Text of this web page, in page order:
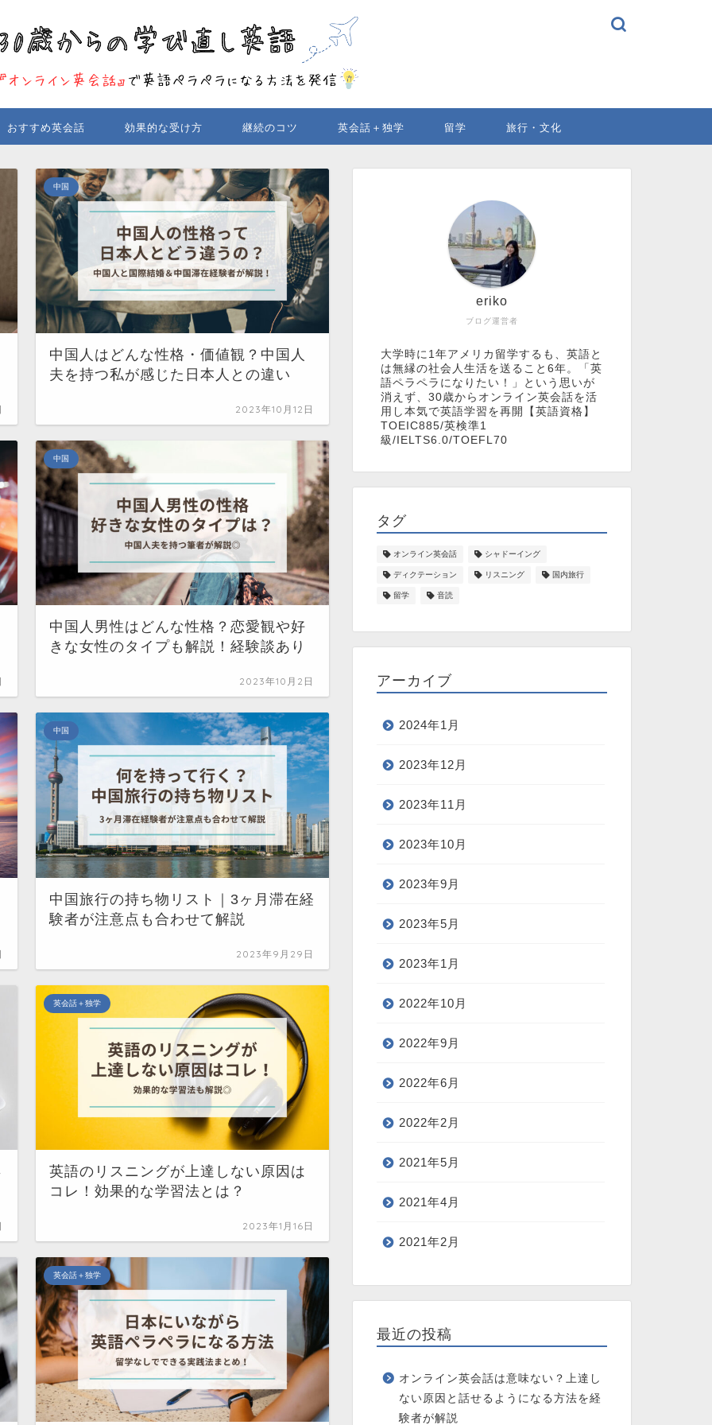
おすすめ英会話 効果的な受け方 継続のコツ 英会話＋独学 留学 旅行・文化
中国
中国人はどんな性格・価値観？中国人
夫を持つ私が感じた日本人との違い
2023年10月12日
中国
中国人男性はどんな性格？恋愛観や好
きな女性のタイプも解説！経験談あり
2023年10月2日
中国
中国旅行の持ち物リスト｜3ヶ月滞在経
験者が注意点も合わせて解説
2023年9月29日
英会話＋独学
英語のリスニングが上達しない原因は
コレ！効果的な学習法とは？
2023年1月16日
英会話＋独学
ブログ運営者
eriko
大学時に1年アメリカ留学するも、英語と
は無縁の社会人生活を送ること6年。「英
語ペラペラになりたい！」という思いが
消えず、30歳からオンライン英会話を活
用し本気で英語学習を再開【英語資格】
TOEIC885/英検準1
級/IELTS6.0/TOEFL70
タグ
オンライン英会話 シャドーイング
ディクテーション リスニング 国内旅行
留学 音読
アーカイブ
2024年1月
2023年12月
2023年11月
2023年10月
2023年9月
2023年5月
2023年1月
2022年10月
2022年9月
2022年6月
2022年2月
2021年5月
2021年4月
2021年2月
最近の投稿
オンライン英会話は意味ない？上達し
ない原因と話せるようになる方法を経
験者が解説